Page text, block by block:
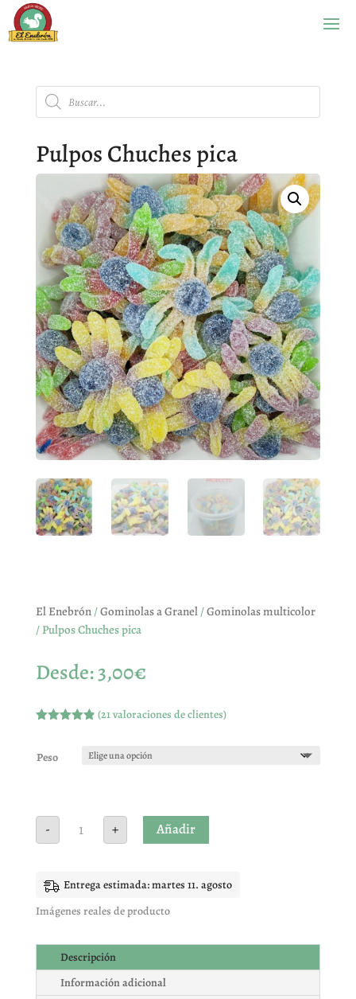
Búsqueda
de
productos
Pulpos Chuches pica
El Enebrón/Gominolas a Granel/Gominolas multicolor
/ Pulpos Chuches pica
Desde:3,00€
5 en base
a
(21valoraciones de clientes)
Peso
- Chuches + Añadir
Entrega estimada: martes 11. agosto
Imágenes reales de producto
Descripción
Información adicional